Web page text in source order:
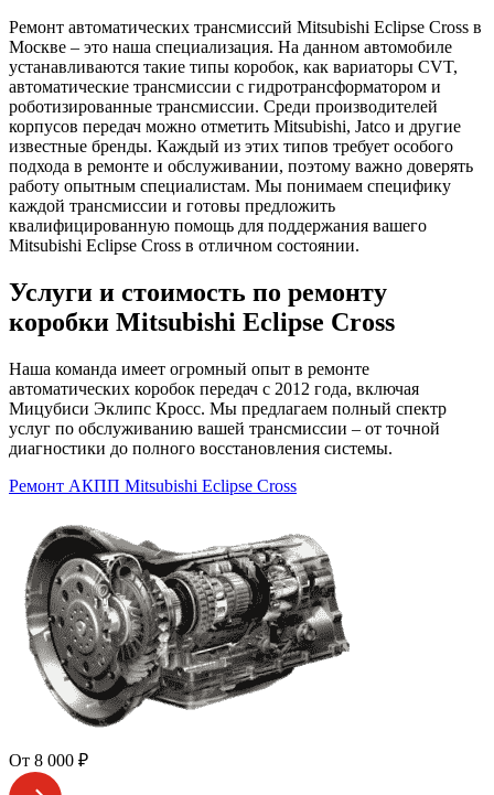
Ремонт автоматических трансмиссий Mitsubishi Eclipse Cross в
Москве – это наша специализация. На данном автомобиле
устанавливаются такие типы коробок, как вариаторы CVT,
автоматические трансмиссии с гидротрансформатором и
роботизированные трансмиссии. Среди производителей
корпусов передач можно отметить Mitsubishi, Jatco и другие
известные бренды. Каждый из этих типов требует особого
подхода в ремонте и обслуживании, поэтому важно доверять
работу опытным специалистам. Мы понимаем специфику
каждой трансмиссии и готовы предложить
квалифицированную помощь для поддержания вашего
Mitsubishi Eclipse Cross в отличном состоянии.
Услуги и стоимость по ремонту
коробки Mitsubishi Eclipse Cross
Наша команда имеет огромный опыт в ремонте
автоматических коробок передач с 2012 года, включая
Мицубиси Эклипс Кросс. Мы предлагаем полный спектр
услуг по обслуживанию вашей трансмиссии – от точной
диагностики до полного восстановления системы.
Ремонт АКПП Mitsubishi Eclipse Cross
От 8 000 ₽